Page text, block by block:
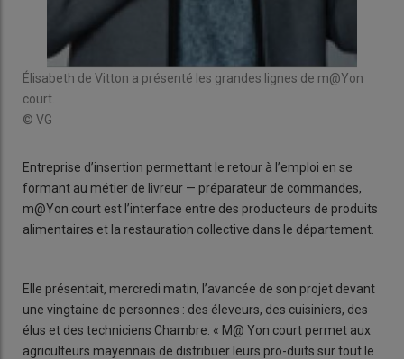
Élisabeth de Vitton a présenté les grandes lignes de m@Yon
court.
© VG
Entreprise d’insertion permettant le retour à l’emploi en se
formant au métier de livreur — préparateur de commandes,
m@Yon court est l’interface entre des producteurs de produits
alimentaires et la restauration collective dans le département.
Elle présentait, mercredi matin, l’avancée de son projet devant
une vingtaine de personnes : des éleveurs, des cuisiniers, des
élus et des techniciens Chambre. « M@ Yon court permet aux
agriculteurs mayennais de distribuer leurs pro-duits sur tout le